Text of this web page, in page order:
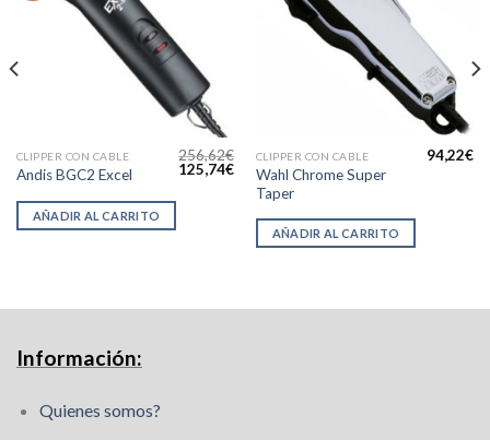
CLIPPER CON CABLE
Andis BGC2 Excel
256,62€
El
precio
125,74€El
precio
actual
125,74€.
AÑADIR AL CARRITO
CLIPPER CON CABLE
Wahl Chrome Super
Taper
94,22€
AÑADIR AL CARRITO
Información:
Quienes somos?